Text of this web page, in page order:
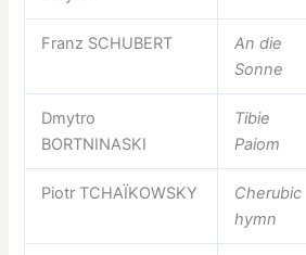
Franz SCHUBERT
An die
Sonne
Dmytro
BORTNINASKI
Tibie
Paiom
Piotr TCHAÏKOWSKY
Cherubic
hymn